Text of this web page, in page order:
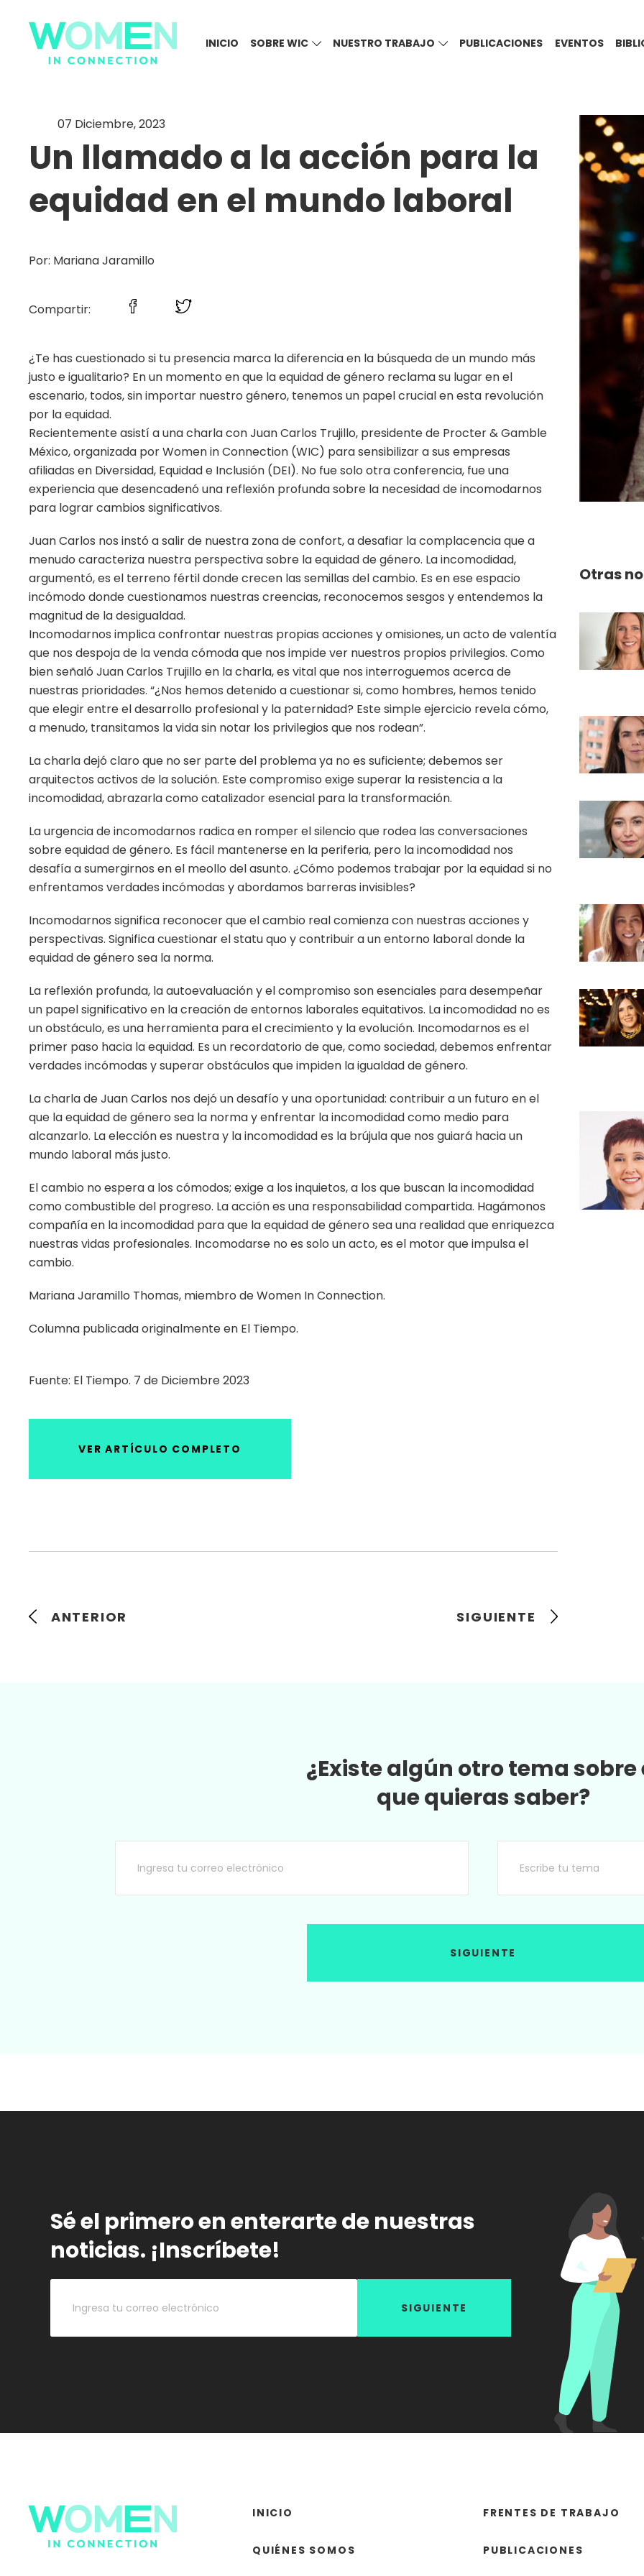
INICIO SOBRE WIC NUESTRO TRABAJO PUBLICACIONES EVENTOS
07 Diciembre, 2023
Un llamado a la acción para la
equidad en el mundo laboral
Por: Mariana Jaramillo
Compartir:
¿Te has cuestionado si tu presencia marca la diferencia en la búsqueda de un mundo más
justo e igualitario? En un momento en que la equidad de género reclama su lugar en el
escenario, todos, sin importar nuestro género, tenemos un papel crucial en esta revolución
por la equidad.
Recientemente asistí a una charla con Juan Carlos Trujillo, presidente de Procter & Gamble
México, organizada por Women in Connection (WIC) para sensibilizar a sus empresas
afiliadas en Diversidad, Equidad e Inclusión (DEI). No fue solo otra conferencia, fue una
experiencia que desencadenó una reflexión profunda sobre la necesidad de incomodarnos
para lograr cambios significativos.
Juan Carlos nos instó a salir de nuestra zona de confort, a desafiar la complacencia que a
menudo caracteriza nuestra perspectiva sobre la equidad de género. La incomodidad,
argumentó, es el terreno fértil donde crecen las semillas del cambio. Es en ese espacio
incómodo donde cuestionamos nuestras creencias, reconocemos sesgos y entendemos la
magnitud de la desigualdad.
Incomodarnos implica confrontar nuestras propias acciones y omisiones, un acto de valentía
que nos despoja de la venda cómoda que nos impide ver nuestros propios privilegios. Como
bien señaló Juan Carlos Trujillo en la charla, es vital que nos interroguemos acerca de
nuestras prioridades. “¿Nos hemos detenido a cuestionar si, como hombres, hemos tenido
que elegir entre el desarrollo profesional y la paternidad? Este simple ejercicio revela cómo,
a menudo, transitamos la vida sin notar los privilegios que nos rodean”.
La charla dejó claro que no ser parte del problema ya no es suficiente; debemos ser
arquitectos activos de la solución. Este compromiso exige superar la resistencia a la
incomodidad, abrazarla como catalizador esencial para la transformación.
La urgencia de incomodarnos radica en romper el silencio que rodea las conversaciones
sobre equidad de género. Es fácil mantenerse en la periferia, pero la incomodidad nos
desafía a sumergirnos en el meollo del asunto. ¿Cómo podemos trabajar por la equidad si no
enfrentamos verdades incómodas y abordamos barreras invisibles?
Incomodarnos significa reconocer que el cambio real comienza con nuestras acciones y
perspectivas. Significa cuestionar el statu quo y contribuir a un entorno laboral donde la
equidad de género sea la norma.
La reflexión profunda, la autoevaluación y el compromiso son esenciales para desempeñar
un papel significativo en la creación de entornos laborales equitativos. La incomodidad no es
un obstáculo, es una herramienta para el crecimiento y la evolución. Incomodarnos es el
primer paso hacia la equidad. Es un recordatorio de que, como sociedad, debemos enfrentar
verdades incómodas y superar obstáculos que impiden la igualdad de género.
La charla de Juan Carlos nos dejó un desafío y una oportunidad: contribuir a un futuro en el
que la equidad de género sea la norma y enfrentar la incomodidad como medio para
alcanzarlo. La elección es nuestra y la incomodidad es la brújula que nos guiará hacia un
mundo laboral más justo.
El cambio no espera a los cómodos; exige a los inquietos, a los que buscan la incomodidad
como combustible del progreso. La acción es una responsabilidad compartida. Hagámonos
compañía en la incomodidad para que la equidad de género sea una realidad que enriquezca
nuestras vidas profesionales. Incomodarse no es solo un acto, es el motor que impulsa el
cambio.
Mariana Jaramillo Thomas, miembro de Women In Connection.
Columna publicada originalmente en El Tiempo.
Fuente: El Tiempo. 7 de Diciembre 2023
VER ARTÍCULO COMPLETO
ANTERIOR SIGUIENTE
Otras
¿Existe algún otro tema sobre
que quieras saber?
SIGUIENTE
Sé el primero en enterarte de nuestras
noticias. ¡Inscríbete!
SIGUIENTE
INICIO
QUIÉNES SOMOS
FRENTES DE TRABAJO
PUBLICACIONES